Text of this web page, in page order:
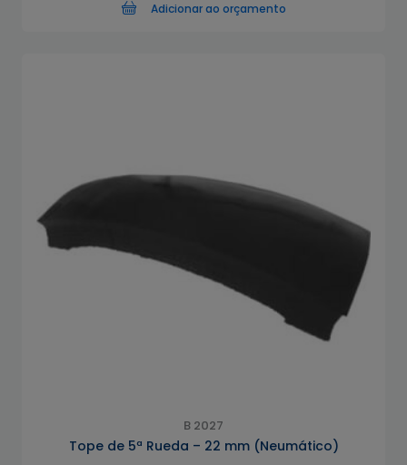
Adicionar ao orçamento
B 2027
Tope de 5ª Rueda – 22 mm (Neumático)